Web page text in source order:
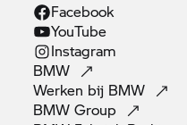
Facebook
YouTube
Instagram
BMW
Werken bij BMW
BMWGroup